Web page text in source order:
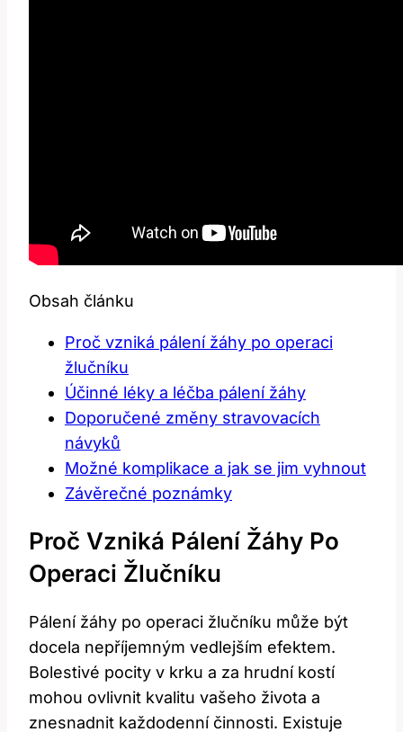
Obsah článku
Proč vzniká pálení žáhy po operaci
žlučníku
Účinné léky a léčba pálení žáhy
Doporučené změny stravovacích
návyků
Možné komplikace a jak se jim vyhnout
Závěrečné poznámky
Proč Vzniká Pálení Žáhy Po
Operaci Žlučníku
Pálení žáhy po operaci žlučníku může být
docela nepříjemným vedlejším efektem.
Bolestivé pocity v krku a za hrudní kostí
mohou ovlivnit kvalitu vašeho života a
znesnadnit každodenní činnosti. Existuje